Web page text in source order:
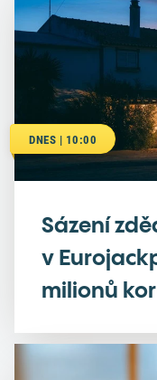
DNES | 10:00
Sázení
v
milionů